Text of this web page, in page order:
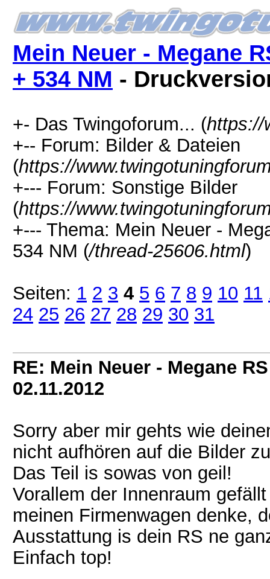
Mein Neuer - Megane
+ 534 NM -
+- Das Twingoforum... (https://
+-- Forum: Bilder & Dateien
(https://
+--- Forum: Sonstige Bilder
(https://
+--- Thema: Mein Neuer -
534 NM (/thread-25606.html)
Seiten: 1 2 3 4 5 6 7 8 9 10 11
24 25 26 27 28 29 30 31
RE: Mein Neuer - Megane
02.11.2012
Sorry aber mir gehts wie
nicht aufhören auf die Bilder
Das Teil is sowas von geil!
Vorallem der Innenraum
meinen Firmenwagen denke,
Ausstattung is dein RS ne
Einfach top!